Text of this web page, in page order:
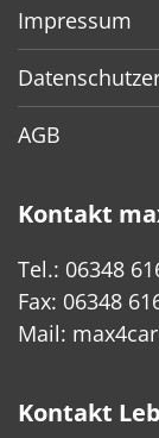
Impressum
AGB
Kontakt
Tel.: 06348
Fax: 06348
Mail:
Kontakt